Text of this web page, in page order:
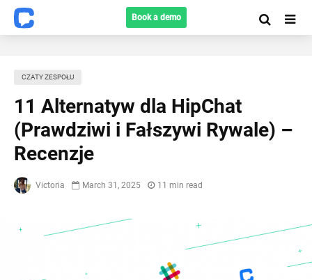
Book a demo
CZATY ZESPOŁU
11 Alternatyw dla HipChat
(Prawdziwi i Fałszywi Rywale) –
Recenzje
Victoria March 31, 2025 11 min read